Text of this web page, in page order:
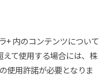
+ 内のコンテンツについて
て使用する場合には、株
使用許諾が必要となりま